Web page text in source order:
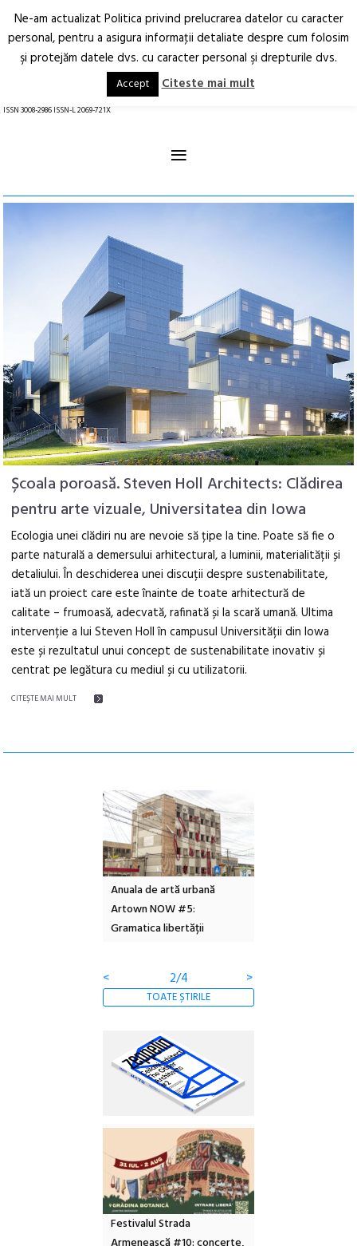
Arhitectură.
Oraș.
RO EN
ISSN 3008-2986 ISSN-L 2069-721X
≡
Școala poroasă. Steven Holl Architects: Clădirea
pentru arte vizuale, Universitatea din Iowa
Ecologia unei clădiri nu are nevoie să țipe la tine. Poate să fie o
parte naturală a demersului arhitectural, a luminii, materialității și
detaliului. În deschiderea unei discuții despre sustenabilitate,
iată un proiect care este înainte de toate arhitectură de
calitate – frumoasă, adecvată, rafinată și la scară umană. Ultima
intervenție a lui Steven Holl în campusul Universității din Iowa
este și rezultatul unui concept de sustenabilitate inovativ și
centrat pe legătura cu mediul și cu utilizatorii.
CITEŞTE MAI MULT
Anuala de artă urbană
Artown NOW #5:
Gramatica libertății
< 2/4 >
TOATE ȘTIRILE
Festivalul Strada
Ne-am actualizat Politica privind prelucrarea datelor cu caracter
personal, pentru a asigura informaţii detaliate despre cum folosim
şi protejăm datele dvs. cu caracter personal şi drepturile dvs.
Accept Citeste mai mult